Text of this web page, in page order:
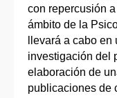
con repercusión
ámbito de la
llevará a cabo
investigación del
elaboración de
publicaciones de